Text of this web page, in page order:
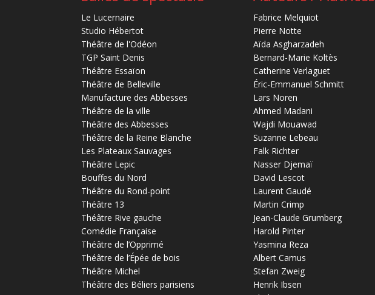
Le Lucernaire
Studio Hébertot
Théâtre de l'Odéon
TGP Saint Denis
Théâtre Essaïon
Théâtre de Belleville
Manufacture des Abbesses
Théâtre de la ville
Théâtre des Abbesses
Théâtre de la Reine Blanche
Les Plateaux Sauvages
Théâtre Lepic
Bouffes du Nord
Théâtre du Rond-point
Théâtre 13
Théâtre Rive gauche
Comédie Française
Théâtre de l’Opprimé
Théâtre de l’Épée de bois
Théâtre Michel
Théâtre des Béliers parisiens
Fabrice Melquiot
Pierre Notte
Aïda Asgharzadeh
Bernard-Marie Koltès
Catherine Verlaguet
Éric-Emmanuel Schmitt
Lars Noren
Ahmed Madani
Wajdi Mouawad
Suzanne Lebeau
Falk Richter
Nasser Djemaï
David Lescot
Laurent Gaudé
Martin Crimp
Jean-Claude Grumberg
Harold Pinter
Yasmina Reza
Albert Camus
Stefan Zweig
Henrik Ibsen